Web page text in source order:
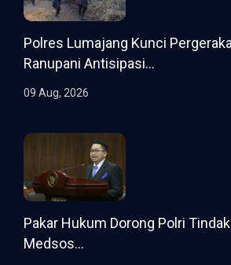
Polres Lumajang Kunci
Ranupani Antisipasi...
09 Aug, 2026
Pakar Hukum Dorong Polri
Medsos...